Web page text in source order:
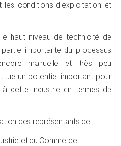
les conditions d'exploitation et
haut niveau de technicité de
importante du processus
manuelle et très peu
un potentiel important pour
cette industrie en termes de
des représentants de :
et du Commerce